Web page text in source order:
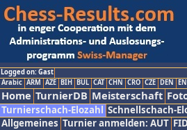
Logged on: Gast
Arabic ARM AZE BIH BUL CAT CHN CRO CZE DEN
Home TurnierDB Meisterschaft
Turnierschach-Elozahl Schnellschach-
Allgemeines Turnier anmelden: AUT